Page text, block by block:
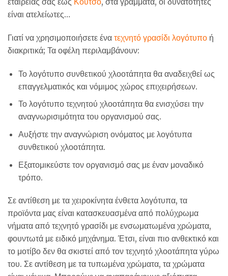
είναι ατελείωτες…
Γιατί να χρησιμοποιήσετε ένα τεχνητό γρασίδι λογότυπο ή
διακριτικά; Τα οφέλη περιλαμβάνουν:
Το λογότυπο συνθετικού χλοοτάπητα θα αναδειχθεί ως
επαγγελματικός και νόμιμος χώρος επιχειρήσεων.
Το λογότυπο τεχνητού χλοοτάπητα θα ενισχύσει την
αναγνωρισιμότητα του οργανισμού σας.
Αυξήστε την αναγνώριση ονόματος με λογότυπα
συνθετικού χλοοτάπητα.
Εξατομικεύστε τον οργανισμό σας με έναν μοναδικό
τρόπο.
Σε αντίθεση με τα χειροκίνητα ένθετα λογότυπα, τα
προϊόντα μας είναι κατασκευασμένα από πολύχρωμα
νήματα από τεχνητό γρασίδι με ενσωματωμένα χρώματα,
φουντωτά με ειδικό μηχάνημα. Έτσι, είναι πιο ανθεκτικό και
το μοτίβο δεν θα σκιστεί από τον τεχνητό χλοοτάπητα γύρω
του. Σε αντίθεση με τα τυπωμένα χρώματα, τα χρώματα